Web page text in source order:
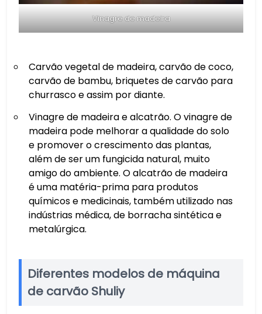
Vinagre de madeira
Carvão vegetal de madeira, carvão de coco,
carvão de bambu, briquetes de carvão para
churrasco e assim por diante.
Vinagre de madeira e alcatrão. O vinagre de
madeira pode melhorar a qualidade do solo
e promover o crescimento das plantas,
além de ser um fungicida natural, muito
amigo do ambiente. O alcatrão de madeira
é uma matéria-prima para produtos
químicos e medicinais, também utilizado nas
indústrias médica, de borracha sintética e
metalúrgica.
Diferentes modelos de máquina
de carvão Shuliy